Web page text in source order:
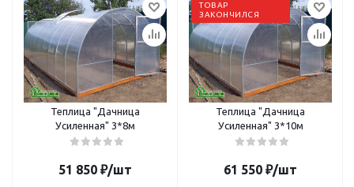
Теплица "Дачница
Усиленная" 3*8м
51 850 ₽/шт
ТОВАР
ЗАКОНЧИЛСЯ
Теплица "Дачница
Усиленная" 3*10м
61 550 ₽/шт